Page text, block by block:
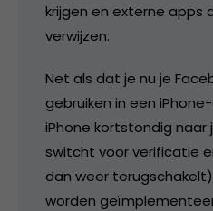
krijgen en externe apps
verwijzen.
Net als dat je nu je
gebruiken in een
iPhone kortstondig naar
switcht voor verificatie
dan weer
worden